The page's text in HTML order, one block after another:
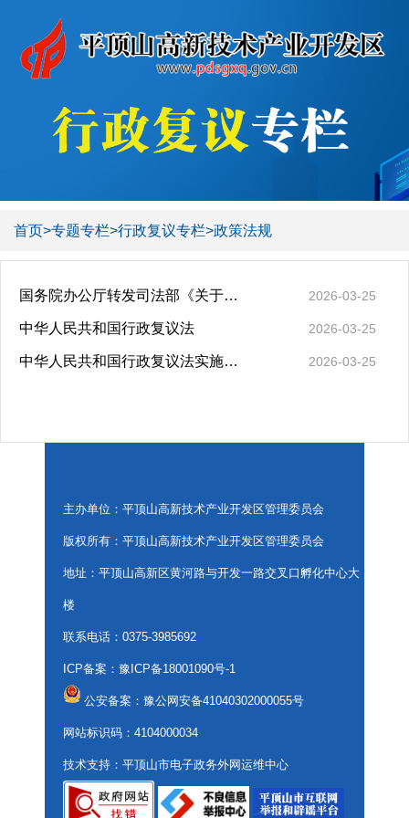
首页>专题专栏>行政复议专栏>政策法规
2026-03-25
国务院办公厅转发司法部《关于审理政府信息公开行政复议案件若干问题指导意见的通知》
2026-03-25
中华人民共和国行政复议法
2026-03-25
中华人民共和国行政复议法实施条例
主办单位：平顶山高新技术产业开发区管理委员会
版权所有：平顶山高新技术产业开发区管理委员会
地址：平顶山高新区黄河路与开发一路交叉口孵化中心大
楼
联系电话：0375-3985692
ICP备案： 豫ICP备18001090号-1
公安备案：豫公网安备41040302000055号
网站标识码：4104000034
技术支持：平顶山市电子政务外网运维中心